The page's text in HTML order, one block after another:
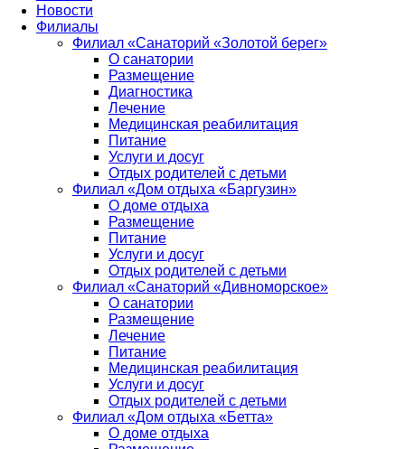
Новости
Филиалы
Филиал «Санаторий «Золотой берег»
О санатории
Размещение
Диагностика
Лечение
Медицинская реабилитация
Питание
Услуги и досуг
Отдых родителей с детьми
Филиал «Дом отдыха «Баргузин»
О доме отдыха
Размещение
Питание
Услуги и досуг
Отдых родителей с детьми
Филиал «Санаторий «Дивноморское»
О санатории
Размещение
Лечение
Питание
Медицинская реабилитация
Услуги и досуг
Отдых родителей с детьми
Филиал «Дом отдыха «Бетта»
О доме отдыха